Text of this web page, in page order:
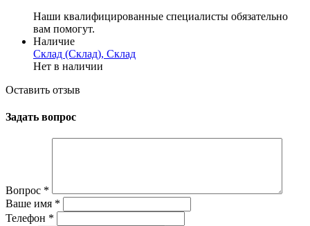
Наши квалифицированные специалисты обязательно
вам помогут.
Наличие
Склад (Склад), Склад
Нет в наличии
Оставить отзыв
Задать вопрос
Вопрос *
Ваше имя *
Телефон *